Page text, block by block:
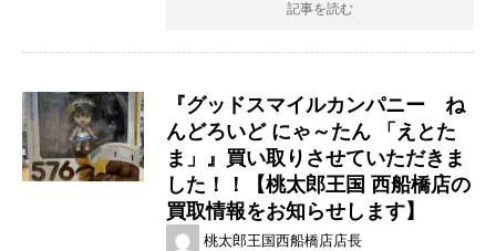
記事を読む
『グッドスマイルカンパニー ね
んどろいど ​にゃ～たん ​「えとた
ま」』買い取りさせていただきま
した！！【桃太郎王国 西船橋店の
買取情報をお知らせします】
桃太郎王国西船橋店店長